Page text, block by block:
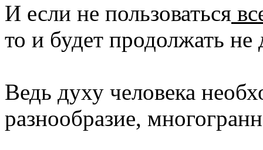
И если не пользоваться
то и будет продолжать не
Ведь духу человека
разнообразие,